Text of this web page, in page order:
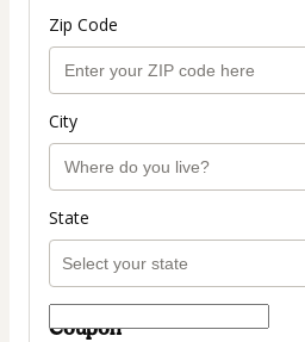
Zip Code
City
State
Coupon